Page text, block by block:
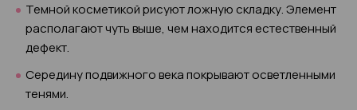
Темной косметикой рисуют ложную складку. Элемент
располагают чуть выше, чем находится естественный
дефект.
Середину подвижного века покрывают осветленными
тенями.